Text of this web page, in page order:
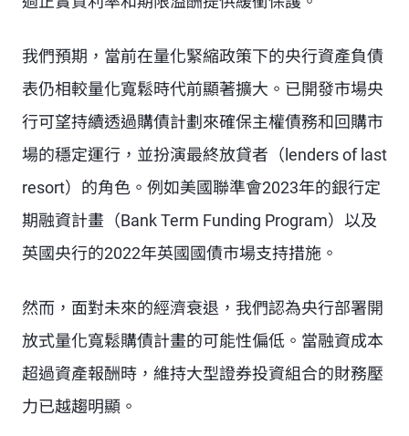
我們預期，當前在量化緊縮政策下的央行資產負債
表仍相較量化寬鬆時代前顯著擴大。已開發市場央
行可望持續透過購債計劃來確保主權債務和回購市
場的穩定運行，並扮演最終放貸者（lenders of last
resort）的角色。例如美國聯準會2023年的銀行定
期融資計畫（Bank Term Funding Program）以及
英國央行的2022年英國國債市場支持措施。
然而，面對未來的經濟衰退，我們認為央行部署開
放式量化寬鬆購債計畫的可能性偏低。當融資成本
超過資產報酬時，維持大型證券投資組合的財務壓
力已越趨明顯。